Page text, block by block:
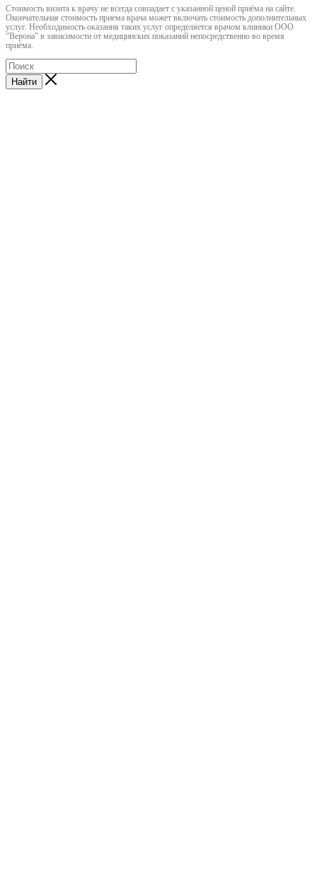
Cтоимость визита к врачу не всегда совпадает с указанной ценой приёма на сайте.
Окончательная стоимость приема врача может включать стоимость дополнительных
услуг. Необходимость оказания таких услуг определяется врачом клиники ООО
"Верона" в зависимости от медицинских показаний непосредственно во время
приёма.
Найти